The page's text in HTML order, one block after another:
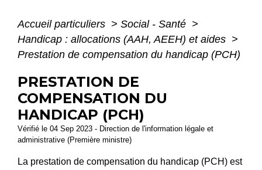
Accueil particuliers > Social - Santé >
Handicap : allocations (AAH, AEEH) et aides >
Prestation de compensation du handicap (PCH)
PRESTATION DE
COMPENSATION DU
HANDICAP (PCH)
Vérifié le 04 Sep 2023 - Direction de l'information légale et
administrative (Première ministre)
La prestation de compensation du handicap (PCH) est